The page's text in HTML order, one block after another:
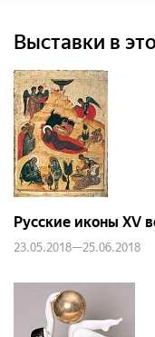
Выставки в
Русские иконы XV
23.05.2018—25.06.2018